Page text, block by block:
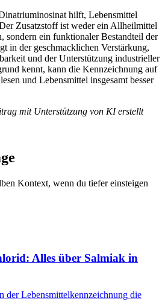
hilft, Lebensmittel
Zusatzstoff ist weder ein Allheilmittel
sondern ein funktionaler Bestandteil der
in der geschmacklichen Verstärkung,
und der Unterstützung industrieller
kennt, kann die Kennzeichnung auf
und Lebensmittel insgesamt besser
mit Unterstützung von KI erstellt
Kontext, wenn du tiefer einsteigen
Alles über Salmiak in
der Lebensmittelkennzeichnung die